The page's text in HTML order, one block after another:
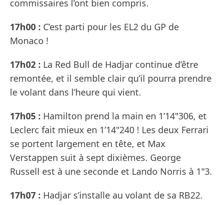
commissaires l’ont bien compris.
17h00 : C’est parti pour les EL2 du GP de
Monaco !
17h02 : La Red Bull de Hadjar continue d’être
remontée, et il semble clair qu’il pourra prendre
le volant dans l’heure qui vient.
17h05 : Hamilton prend la main en 1’14"306, et
Leclerc fait mieux en 1’14"240 ! Les deux Ferrari
se portent largement en tête, et Max
Verstappen suit à sept dixièmes. George
Russell est à une seconde et Lando Norris à 1"3.
17h07 : Hadjar s’installe au volant de sa RB22.